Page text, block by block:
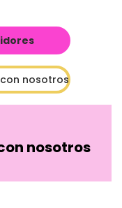
nosotros
nosotros